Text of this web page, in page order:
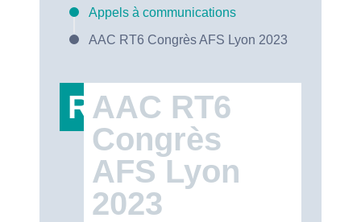
Appels à communications
AAC RT6 Congrès AFS Lyon 2023
RT6
AAC RT6
Congrès
AFS Lyon
2023